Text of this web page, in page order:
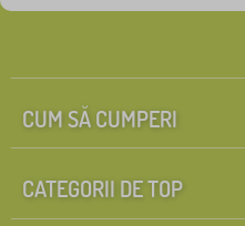
CUM SĂ CUMPERI
CATEGORII DE TOP